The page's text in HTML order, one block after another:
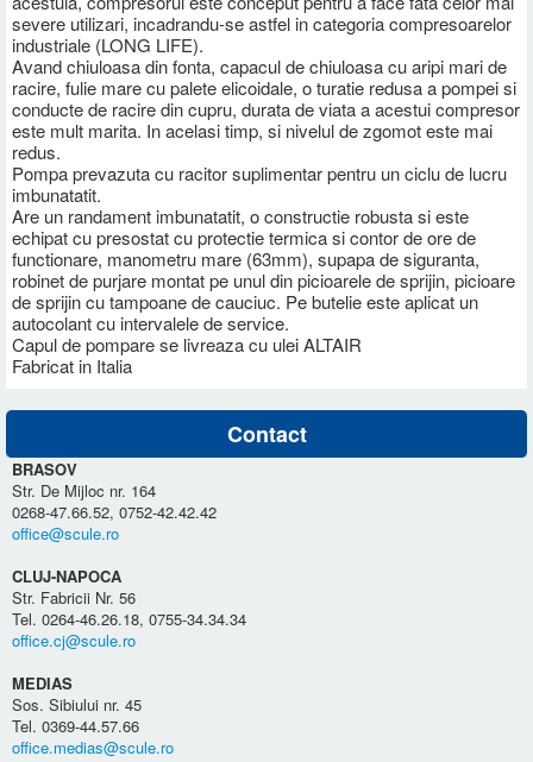
severe utilizari, incadrandu-se astfel in categoria compresoarelor
industriale (LONG LIFE).
Avand chiuloasa din fonta, capacul de chiuloasa cu aripi mari de
racire, fulie mare cu palete elicoidale, o turatie redusa a pompei si
conducte de racire din cupru, durata de viata a acestui compresor
este mult marita. In acelasi timp, si nivelul de zgomot este mai
redus.
Pompa prevazuta cu racitor suplimentar pentru un ciclu de lucru
imbunatatit.
Are un randament imbunatatit, o constructie robusta si este
echipat cu presostat cu protectie termica si contor de ore de
functionare, manometru mare (63mm), supapa de siguranta,
robinet de purjare montat pe unul din picioarele de sprijin, picioare
de sprijin cu tampoane de cauciuc. Pe butelie este aplicat un
autocolant cu intervalele de service.
Capul de pompare se livreaza cu ulei ALTAIR
Fabricat in Italia
Contact
BRASOV
Str. De Mijloc nr. 164
0268-47.66.52, 0752-42.42.42
office@scule.ro
CLUJ-NAPOCA
Str. Fabricii Nr. 56
Tel. 0264-46.26.18, 0755-34.34.34
office.cj@scule.ro
MEDIAS
Sos. Sibiului nr. 45
Tel. 0369-44.57.66
office.medias@scule.ro